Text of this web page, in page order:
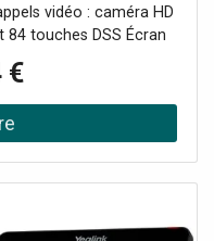
vidéo : caméra HD
84 touches DSS Écran
3W Suppression
Conférences locales
bande et Bluetooth
: appareil, réseau,
€